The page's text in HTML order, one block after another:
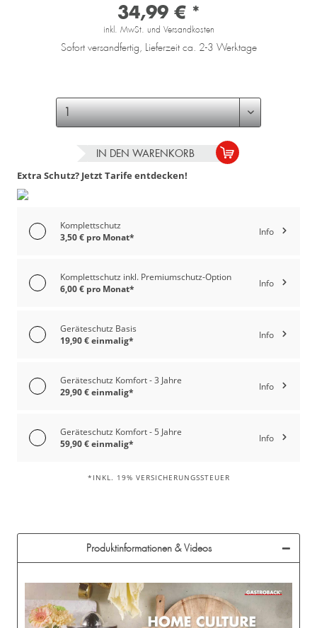
34,99 € *
inkl. MwSt. und Versandkosten
Sofort versandfertig, Lieferzeit ca. 2-3 Werktage
IN DEN WARENKORB
Extra Schutz? Jetzt Tarife entdecken!
Komplettschutz
3,50 € pro Monat*
Info
Komplettschutz inkl. Premiumschutz-Option
6,00 € pro Monat*
Info
Geräteschutz Basis
19,90 € einmalig*
Info
Geräteschutz Komfort - 3 Jahre
29,90 € einmalig*
Info
Geräteschutz Komfort - 5 Jahre
59,90 € einmalig*
Info
*INKL. 19% VERSICHERUNGSSTEUER
Produktinformationen & Videos